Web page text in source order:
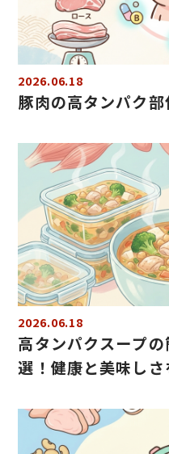
2026.06.18
豚肉の高タンパク
2026.06.18
高タンパクスープ
選！健康と美味しさ